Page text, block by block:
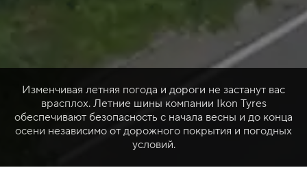
Изменчивая летняя погода и дороги не застанут вас
врасплох. Летние шины компании Ikon Tyres
обеспечивают безопасность с начала весны и до конца
осени независимо от дорожного покрытия и погодных
условий.